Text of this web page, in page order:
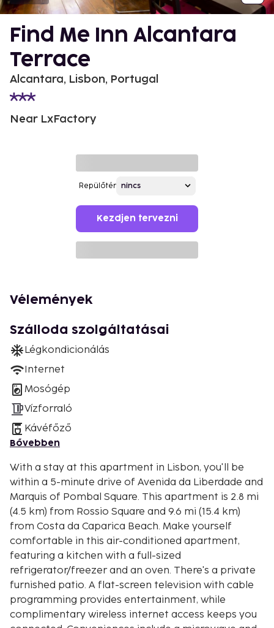
Find Me Inn Alcantara
Terrace
Alcantara, Lisbon, Portugal
Near LxFactory
Repülőtér
Kezdjen tervezni
Vélemények
Szálloda szolgáltatásai
Légkondicionálás
Internet
Mosógép
Vízforraló
Kávéfőző
Bővebben
With a stay at this apartment in Lisbon, you'll be
within a 5-minute drive of Avenida da Liberdade and
Marquis of Pombal Square. This apartment is 2.8 mi
(4.5 km) from Rossio Square and 9.6 mi (15.4 km)
from Costa da Caparica Beach. Make yourself
comfortable in this air-conditioned apartment,
featuring a kitchen with a full-sized
refrigerator/freezer and an oven. There's a private
furnished patio. A flat-screen television with cable
programming provides entertainment, while
complimentary wireless internet access keeps you